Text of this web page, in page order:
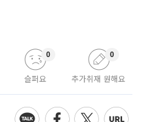
슬퍼요
0
추가취재 원해요
0